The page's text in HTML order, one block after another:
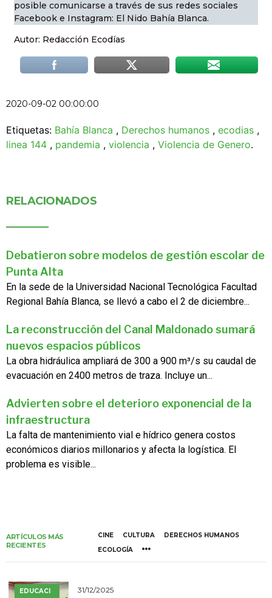
posible comunicarse a través de sus redes sociales
Facebook e Instagram: El Nido Bahía Blanca.
Autor: Redacción Ecodías
2020-09-02 00:00:00
Etiquetas: Bahía Blanca , Derechos humanos , ecodias ,
linea 144 , pandemia , violencia , Violencia de Genero.
RELACIONADOS
Debatieron sobre modelos de gestión escolar de
Punta Alta
En la sede de la Universidad Nacional Tecnológica Facultad
Regional Bahía Blanca, se llevó a cabo el 2 de diciembre...
La reconstrucción del Canal Maldonado sumará
nuevos espacios públicos
La obra hidráulica ampliará de 300 a 900 m³/s su caudal de
evacuación en 2400 metros de traza. Incluye un...
Advierten sobre el deterioro exponencial de la
infraestructura
La falta de mantenimiento vial e hídrico genera costos
económicos diarios millonarios y afecta la logística. El
problema es visible...
ARTÍCULOS MÁS
RECIENTES
CINE CULTURA
DERECHOS HUMANOS
ECOLOGÍA
EDUCACI
31/12/2025